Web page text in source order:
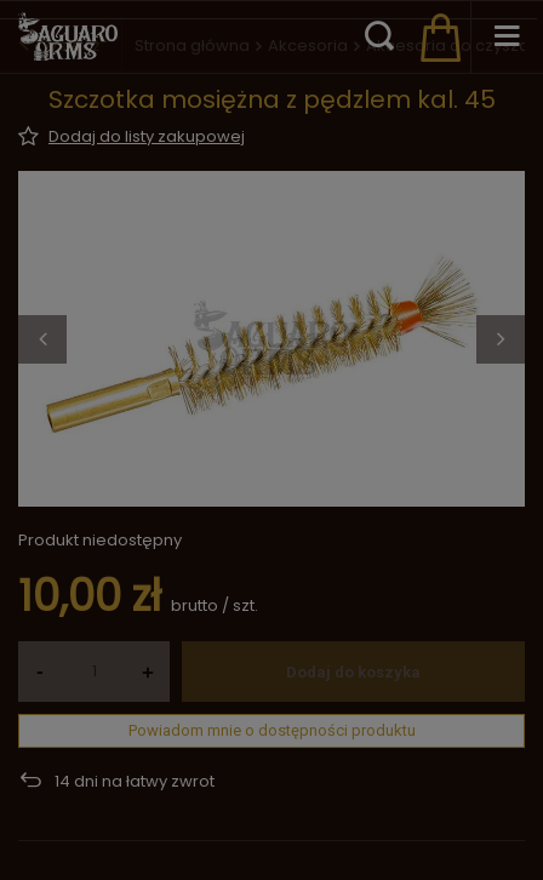
Wstecz Strona główna Akcesoria Akcesoria do
Szczotka mosiężna z pędzlem kal. 45
Dodaj do listy zakupowej
Produkt niedostępny
10,00 zł brutto / szt.
- + Dodaj do koszyka
Powiadom mnie o dostępności produktu
14 dni na łatwy zwrot